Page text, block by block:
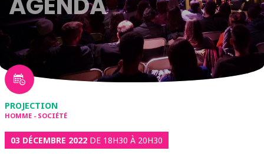
PROJECTION
HOMME - SOCIÉTÉ
03 DÉCEMBRE 2022 DE 18H30 À 20H30